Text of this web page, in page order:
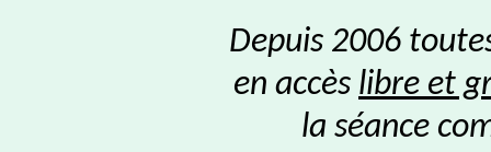
Depuis 2006
en accès libre et
la séance